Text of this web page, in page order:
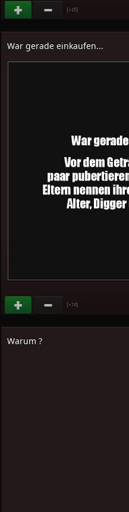
(+15)
War gerade einkaufen...
(+74)
Warum ?